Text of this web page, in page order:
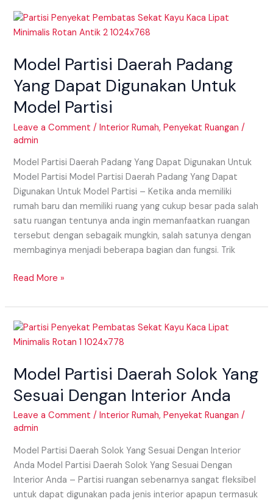
Model Partisi Daerah Padang
Yang Dapat Digunakan Untuk
Model Partisi
Leave a Comment /Interior Rumah,Penyekat Ruangan /
admin
Model Partisi Daerah Padang Yang Dapat Digunakan Untuk
Model Partisi Model Partisi Daerah Padang Yang Dapat
Digunakan Untuk Model Partisi – Ketika anda memiliki
rumah baru dan memiliki ruang yang cukup besar pada salah
satu ruangan tentunya anda ingin memanfaatkan ruangan
tersebut dengan sebagaik mungkin, salah satunya dengan
membaginya menjadi beberapa bagian dan fungsi. Trik
Model
Partisi
Padang
Dapat
Digunakan
Model
Read More »
Model Partisi Daerah Solok Yang
Sesuai Dengan Interior Anda
Leave a Comment /Interior Rumah,Penyekat Ruangan /
admin
Model Partisi Daerah Solok Yang Sesuai Dengan Interior
Anda Model Partisi Daerah Solok Yang Sesuai Dengan
Interior Anda – Partisi ruangan sebenarnya sangat fleksibel
untuk dapat digunakan pada jenis interior apapun termasuk
Model
Partisi
Solok
Sesuai
Dengan
Interior